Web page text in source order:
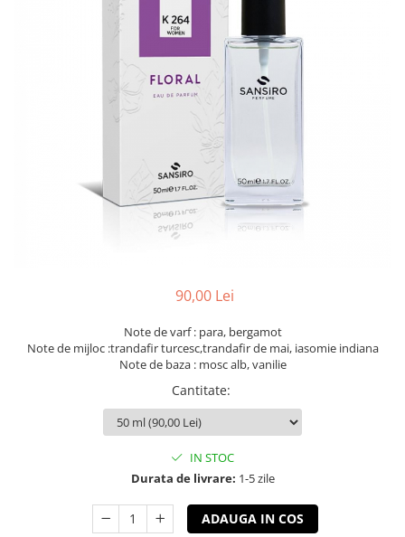
90,00 Lei
Note de varf : para, bergamot
Note de mijloc :trandafir turcesc,trandafir de mai, iasomie indiana
Note de baza : mosc alb, vanilie
Cantitate:
IN STOC
Durata de livrare: 1-5 zile
ADAUGA IN COS